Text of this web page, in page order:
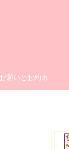
お願いとお約束